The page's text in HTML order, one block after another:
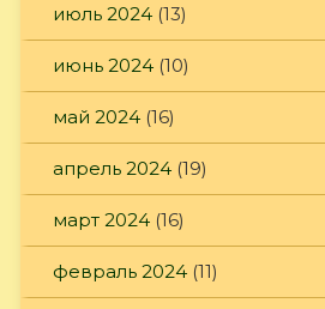
июль 2024 (13)
июнь 2024 (10)
май 2024 (16)
апрель 2024 (19)
март 2024 (16)
февраль 2024 (11)